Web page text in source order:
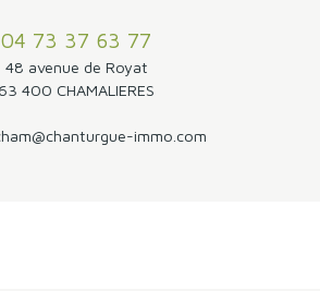
04 73 37 63 77
48 avenue de Royat
63 400 CHAMALIERES
immo.com